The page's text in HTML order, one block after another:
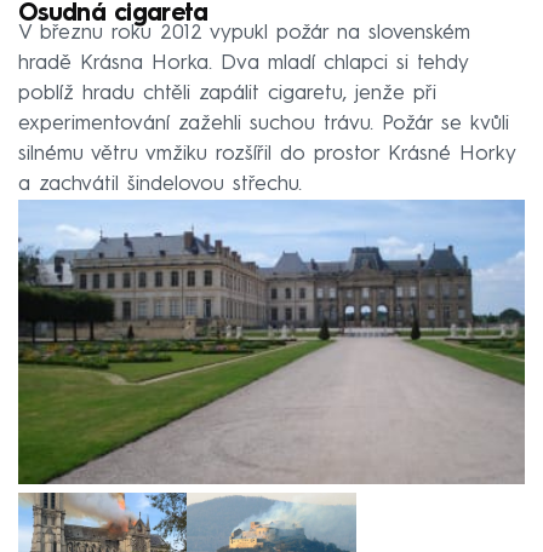
Osudná cigareta
V březnu roku 2012 vypukl požár na slovenském
hradě Krásna Horka. Dva mladí chlapci si tehdy
poblíž hradu chtěli zapálit cigaretu, jenže při
experimentování zažehli suchou trávu. Požár se kvůli
silnému větru vmžiku rozšířil do prostor Krásné Horky
a zachvátil šindelovou střechu.